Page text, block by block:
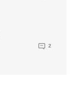
2